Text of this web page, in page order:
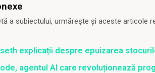
a subiectului, urmărește și aceste articole
explicații despre epuizarea
agentul AI care revoluționează